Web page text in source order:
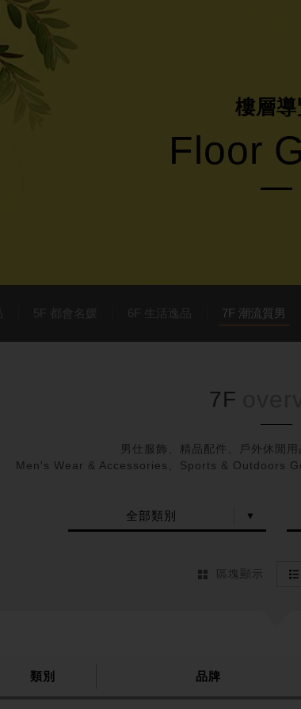
樓層導
Floor G
5F 都會名媛 6F 生活逸品 7F 潮流質男
7F
男仕服飾、精品配件、戶外休閒
Men′s Wear & Accessories、Sports & Outdoors
全部類別
區塊顯示
類別 品牌